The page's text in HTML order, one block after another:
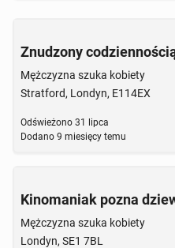
Znudzony
Mężczyzna szuka kobiety
Stratford, Londyn, E114EX
Odświeżono 31 lipca
Dodano 9 miesięcy temu
Kinomaniak pozna
Mężczyzna szuka kobiety
Londyn, SE1 7BL